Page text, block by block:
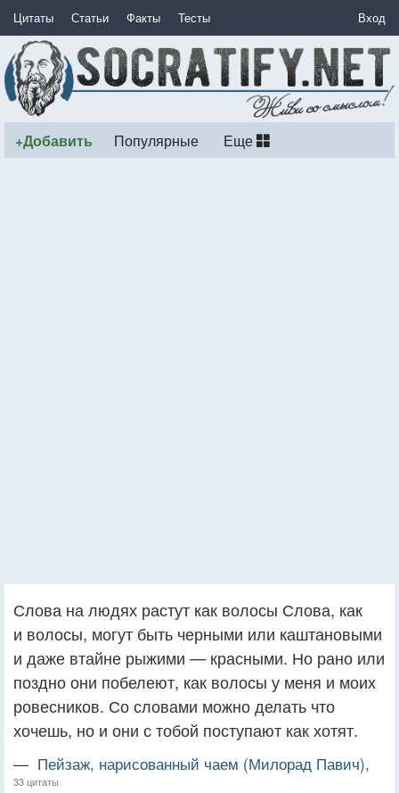
Цитаты Статьи Факты Тесты Вход
+Добавить Популярные Еще
Слова на людях растут как волосы Слова, как
и волосы, могут быть черными или каштановыми
и даже втайне рыжими — красными. Но рано или
поздно они побелеют, как волосы у меня и моих
ровесников. Со словами можно делать что
хочешь, но и они с тобой поступают как хотят.
— Пейзаж, нарисованный чаем (Милорад Павич),
33 цитаты